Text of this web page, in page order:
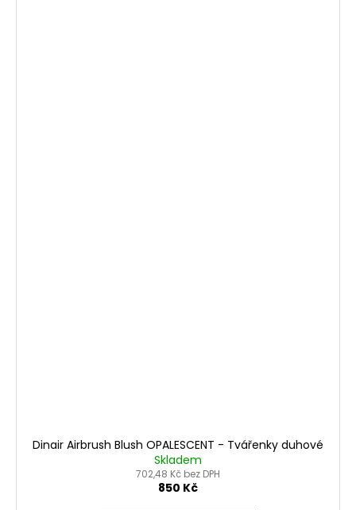
Dinair Airbrush Blush OPALESCENT - Tvářenky duhové
Skladem
702,48 Kč bez DPH
850 Kč